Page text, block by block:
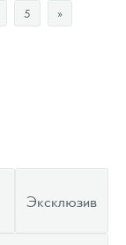
5
»
Эксклюзив